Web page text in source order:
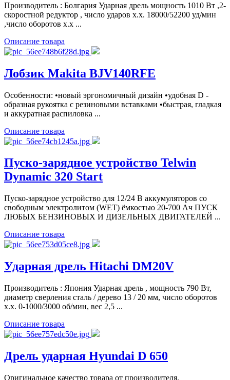
Производитель : Болгария Ударная дрель мощность 1010 Вт ,2-
скоростной редуктор , число ударов х.х. 18000/52200 уд/мин
,число оборотов х.х ...
Описание товара
Лобзик Makita BJV140RFE
Особенности: •новый эргономичный дизайн •удобная D -
образная рукоятка с резиновыми вставками •быстрая, гладкая
и аккуратная распиловка ...
Описание товара
Пуско-зарядное устройство Telwin
Dynamic 320 Start
Пуско-зарядное устройство для 12/24 В аккумуляторов со
свободным электролитом (WET) ёмкостью 20-700 Ач ПУСК
ЛЮБЫХ БЕНЗИНОВЫХ И ДИЗЕЛЬНЫХ ДВИГАТЕЛЕЙ ...
Описание товара
Ударная дрель Hitachi DM20V
Производитель : Япония Ударная дрель , мощность 790 Вт,
диаметр сверления сталь / дерево 13 / 20 мм, число оборотов
х.х. 0-1000/3000 об/мин, вес 2,5 ...
Описание товара
Дрель ударная Hyundai D 650
Оригинальное качество товара от производителя.